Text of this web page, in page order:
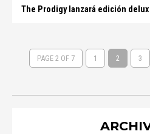
The Prodigy lanzará edición
PAGE 2 OF 7 1 2 3